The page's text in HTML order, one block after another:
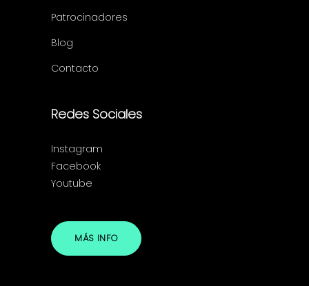
Patrocinadores
Blog
Contacto
Redes Sociales
Instagram
Facebook
Youtube
MÁS INFO